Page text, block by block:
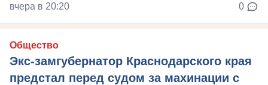
вчера в 20:20 0
Общество
Экс-замгубернатор Краснодарского края
предстал перед судом за махинации с